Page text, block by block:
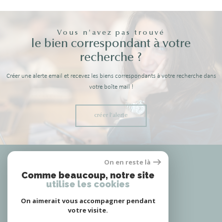
Vous n'avez pas trouvé
le bien correspondant à votre
recherche ?
Créer une alerte email et recevez les biens correspondants à votre recherche dans
votre boîte mail !
créer l'alerte
adhérons
Nous
On en reste là
Comme beaucoup, notre site
utilise les cookies
On aimerait vous accompagner pendant
votre visite.